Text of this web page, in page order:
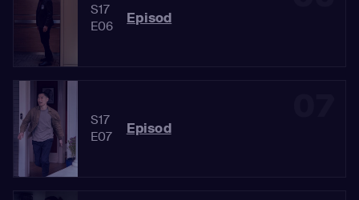
S17
E06
Episod
S17
E07
Episod